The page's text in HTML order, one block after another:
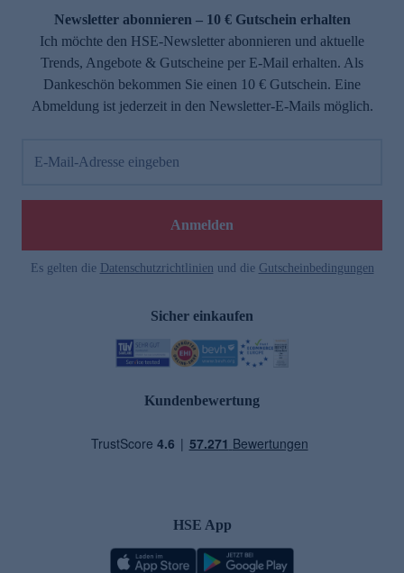
Newsletter abonnieren – 10 € Gutschein erhalten
Ich möchte den HSE-Newsletter abonnieren und aktuelle
Trends, Angebote & Gutscheine per E-Mail erhalten. Als
Dankeschön bekommen Sie einen 10 € Gutschein. Eine
Abmeldung ist jederzeit in den Newsletter-E-Mails möglich.
E-Mail-Adresse eingeben
Anmelden
Es gelten die Datenschutzrichtlinien und die Gutscheinbedingungen
Sicher einkaufen
Kundenbewertung
HSE App